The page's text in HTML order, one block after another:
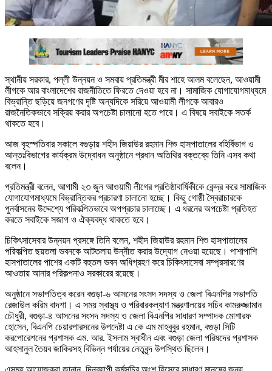
স্থানীয় সরকার, পল্লী উন্নয়ন ও সমবায় প্রতিমন্ত্রী মীর শাহে আলম বলেছেন, আওয়ামী
লীগকে আর বাংলাদেশের রাজনীতিতে ফিরতে দেওয়া হবে না। সামাজিক যোগাযোগমাধ্যমে
বিভ্রান্তি ছড়িয়ে জনগণের দৃষ্টি অন্যদিকে সরিয়ে আওয়ামী লীগকে আবারও
রাজনৈতিকভাবে সক্রিয় করার অপচেষ্টা চালানো হতে পারে। এ বিষয়ে সবাইকে সতর্ক
থাকতে হবে।
আজ বৃহস্পতিবার সকালে বগুড়ায় শহীদ জিয়াউর রহমান শিশু হাসপাতালের বহির্বিভাগ ও
আন্তঃবিভাগের কার্যক্রম উদ্বোধন অনুষ্ঠানে প্রধান অতিথির বক্তব্যে তিনি এসব কথা
বলেন।
প্রতিমন্ত্রী বলেন, আগামী ২৩ জুন আওয়ামী লীগের প্রতিষ্ঠাবার্ষিকীকে কেন্দ্র করে সামাজিক
যোগাযোগমাধ্যমে বিভ্রান্তিকর প্রচারণা চালানো হচ্ছে। কিছু গোষ্ঠী স্বৈরাচারকে
পুনর্বাসনের উদ্দেশ্যে পরিকল্পিতভাবে অপপ্রচার চালাচ্ছে। এ ধরনের অপচেষ্টা প্রতিহত
করতে সবাইকে সজাগ ও ঐক্যবদ্ধ থাকতে হবে।
চিকিৎসাসেবার উন্নয়ন প্রসঙ্গে তিনি বলেন, শহীদ জিয়াউর রহমান শিশু হাসপাতালের
পরিকল্পিত ছয়তলা ভবনকে আটতলায় উন্নীত করার উদ্যোগ নেওয়া হয়েছে। পাশাপাশি
হাসপাতালের পাশের একটি বহুতল ভবন অধিগ্রহণ করে চিকিৎসাসেবা সম্প্রসারণের
আওতায় আনার পরিকল্পনাও সরকারের রয়েছে।
অনুষ্ঠানে সভাপতিত্ব করেন বগুড়া-৬ আসনের সংসদ সদস্য ও জেলা বিএনপির সভাপতি
রেজাউল করিম বাদশা। এ সময় স্বাস্থ্য ও পরিবারকল্যাণ মন্ত্রণালয়ের সচিব কামরুজ্জামান
চৌধুরী, বগুড়া-৪ আসনের সংসদ সদস্য ও জেলা বিএনপির সাধারণ সম্পাদক মোশারফ
হোসেন, বিএনপি চেয়ারপারসনের উপদেষ্টা এ কে এম মাহবুবুর রহমান, বগুড়া সিটি
করপোরেশনের প্রশাসক এম. আর. ইসলাম স্বাধীন এবং বগুড়া জেলা পরিষদের প্রশাসক
আহসানুল তৈয়ব জাকিরসহ বিভিন্ন পর্যায়ের নেতৃবৃন্দ উপস্থিত ছিলেন।